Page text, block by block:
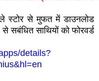
स्टोर से मुफत में डाउनलोड
साथियों को फोरवर्ड
details?